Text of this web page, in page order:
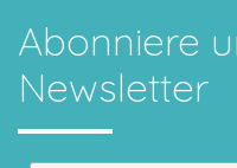
Abonniere
Newsletter